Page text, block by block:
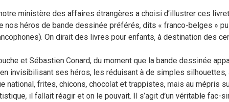
ministère des affaires étrangères a choisi d’illustrer ces
nos héros de bande dessinée préférés, dits « franco-belges »
On dirait des livres pour enfants, à destination des
et Sébastien Conard, du moment que la bande dessinée
invisibilisant ses héros, les réduisant à de simples silhouettes,
national, frites, chicons, chocolat et trappistes, mais au mépris
il fallait réagir et on le pouvait. Il s’agit d’un véritable fac-